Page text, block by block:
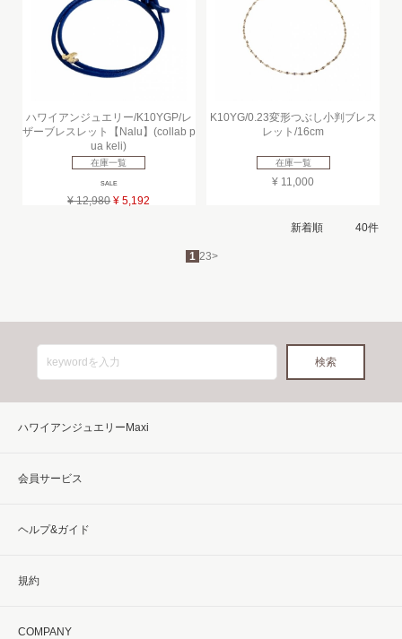
ハワイアンジュエリー/K10YGP/レ
ザーブレスレット【Nalu】(collab p
ua keli)
在庫一覧
SALE
¥ 12,980 ¥ 5,192
K10YG/0.23変形つぶし小判ブレス
レット/16cm
在庫一覧
¥ 11,000
1 23>
ハワイアンジュエリーMaxi
会員サービス
ヘルプ&ガイド
規約
COMPANY